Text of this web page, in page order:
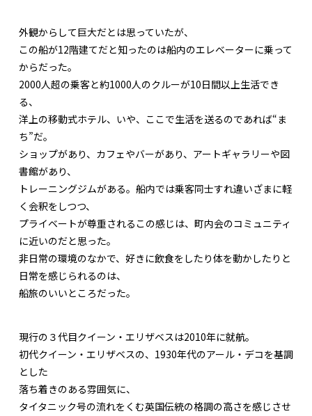
外観からして巨大だとは思っていたが、
この船が12階建てだと知ったのは船内のエレベーターに乗って
からだった。
2000人超の乗客と約1000人のクルーが10日間以上生活でき
る、
洋上の移動式ホテル、いや、ここで生活を送るのであれば“ま
ち”だ。
ショップがあり、カフェやバーがあり、アートギャラリーや図
書館があり、
トレーニングジムがある。船内では乗客同士すれ違いざまに軽
く会釈をしつつ、
プライベートが尊重されるこの感じは、町内会のコミュニティ
に近いのだと思った。
非日常の環境のなかで、好きに飲食をしたり体を動かしたりと
日常を感じられるのは、
船旅のいいところだった。
現行の３代目クイーン・エリザベスは2010年に就航。
初代クイーン・エリザベスの、1930年代のアール・デコを基調
とした
落ち着きのある雰囲気に、
タイタニック号の流れをくむ英国伝統の格調の高さを感じさせ